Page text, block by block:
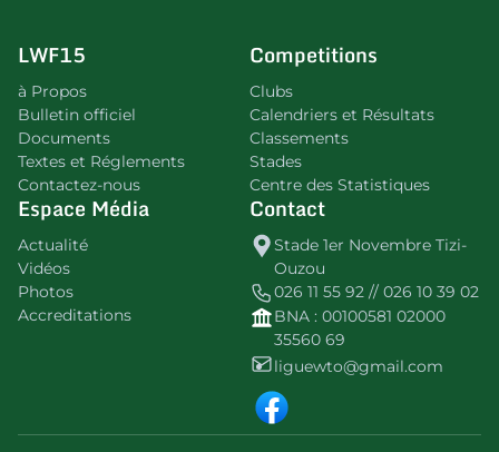
LWF15
à Propos
Bulletin officiel
Documents
Textes et Réglements
Contactez-nous
Competitions
Clubs
Calendriers et Résultats
Classements
Stades
Centre des Statistiques
Espace Média
Actualité
Vidéos
Photos
Accreditations
Contact
Stade 1er Novembre Tizi-
Ouzou
026 11 55 92 // 026 10 39 02
BNA : 00100581 02000
35560 69
liguewto@gmail.com